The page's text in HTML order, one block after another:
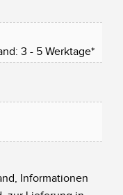
3 - 5 Werktage*
Informationen